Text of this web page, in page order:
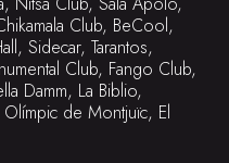
Club, BeCool,
Sidecar, Tarantos,
Club, Fango Club,
Damm, La Biblio,
Olímpic de Montjuïc, El